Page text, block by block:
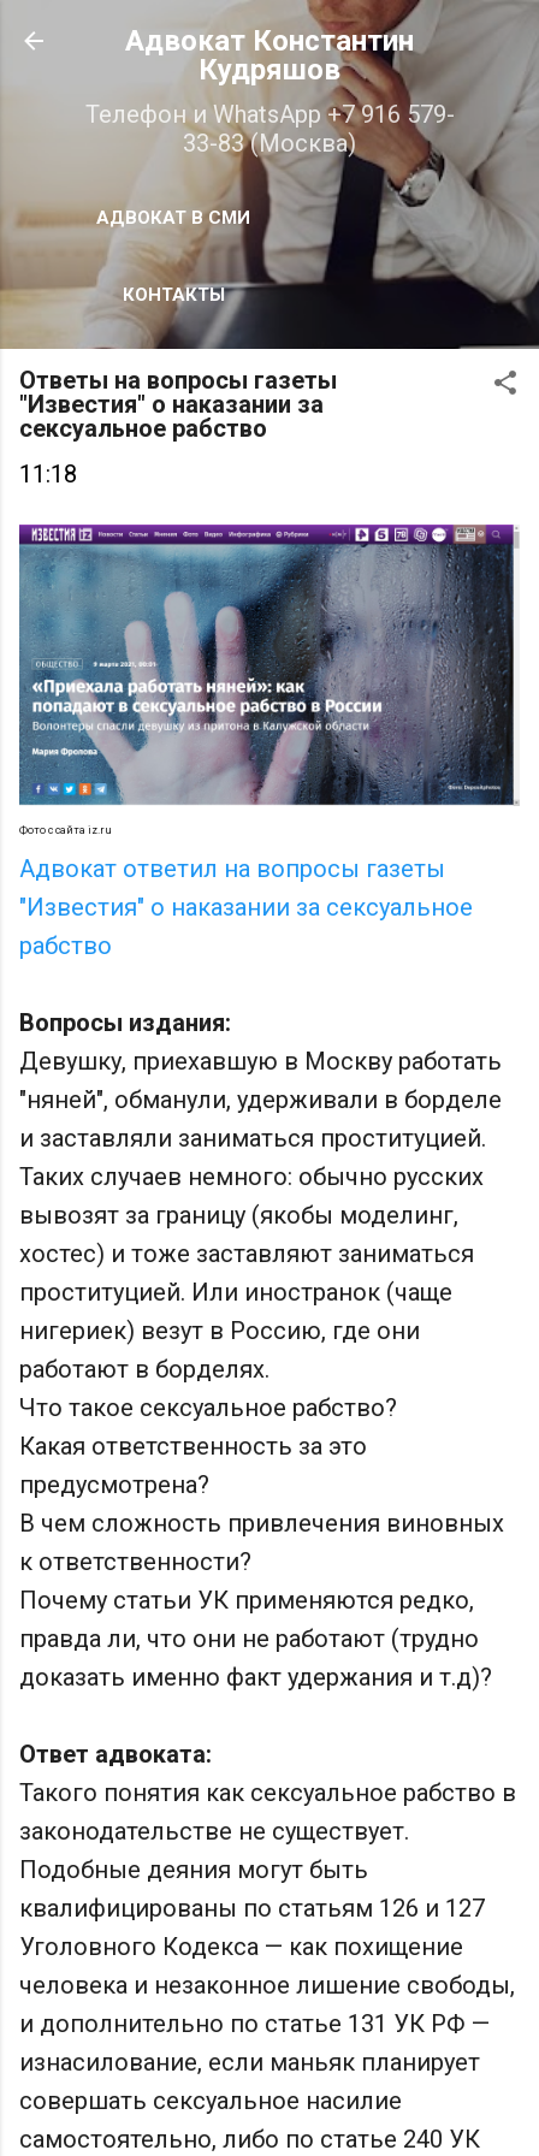
К основному контенту
Адвокат Константин
Кудряшов
Телефон и WhatsApp +7 916 579-
33-83 (Москва)
АДВОКАТ В СМИ
КОНТАКТЫ
Ответы на вопросы газеты
"Известия" о наказании за
сексуальное рабство
11:18
Фото с сайта iz.ru
Адвокат ответил на вопросы газеты
"Известия" о наказании за сексуальное
рабство
Вопросы издания:
Девушку, приехавшую в Москву работать
"няней", обманули, удерживали в борделе
и заставляли заниматься проституцией.
Таких случаев немного: обычно русских
вывозят за границу (якобы моделинг,
хостес) и тоже заставляют заниматься
проституцией. Или иностранок (чаще
нигериек) везут в Россию, где они
работают в борделях.
Что такое сексуальное рабство?
Какая ответственность за это
предусмотрена?
В чем сложность привлечения виновных
к ответственности?
Почему статьи УК применяются редко,
правда ли, что они не работают (трудно
доказать именно факт удержания и т.д)?
Ответ адвоката:
Такого понятия как сексуальное рабство в
законодательстве не существует.
Подобные деяния могут быть
квалифицированы по статьям 126 и 127
Уголовного Кодекса — как похищение
человека и незаконное лишение свободы,
и дополнительно по статье 131 УК РФ —
изнасилование, если маньяк планирует
совершать сексуальное насилие
самостоятельно, либо по статье 240 УК